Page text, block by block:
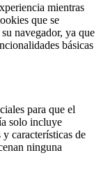
mientras
que se
navegador, ya que
básicas
para que el
solo incluye
características de
ninguna